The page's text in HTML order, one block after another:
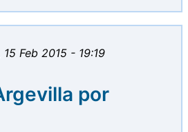
15 Feb 2015 - 19:19
por